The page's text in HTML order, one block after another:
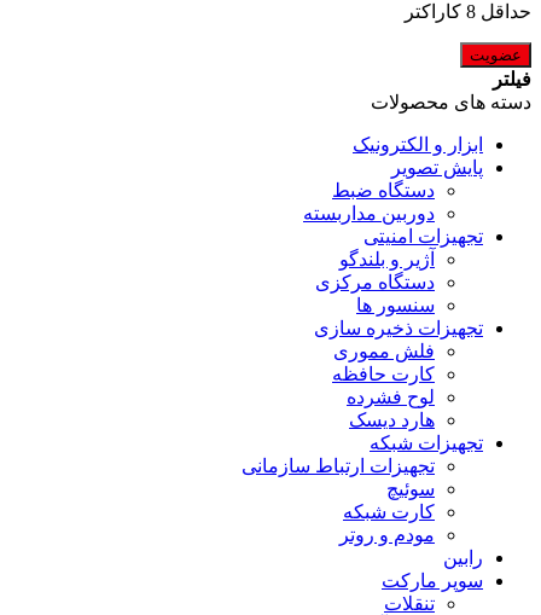
حداقل 8 کاراکتر
فیلتر
دسته های محصولات
ابزار و الکترونیک
پایش تصویر
دستگاه ضبط
دوربین مداربسته
تجهیزات امنیتی
آژیر و بلندگو
دستگاه مرکزی
سنسور ها
تجهیزات ذخیره سازی
فلش مموری
کارت حافظه
لوح فشرده
هارد دیسک
تجهیزات شبکه
تجهیزات ارتباط سازمانی
سوئیچ
کارت شبکه
مودم و روتر
رابین
سوپر مارکت
تنقلات